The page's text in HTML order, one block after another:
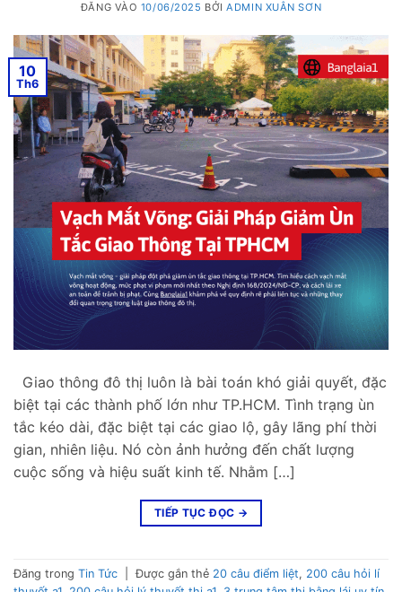
ĐĂNG VÀO 10/06/2025 BỞIADMIN XUÂN SƠN
10
Th6
Giao thông đô thị luôn là bài toán khó giải quyết, đặc
biệt tại các thành phố lớn như TP.HCM. Tình trạng ùn
tắc kéo dài, đặc biệt tại các giao lộ, gây lãng phí thời
gian, nhiên liệu. Nó còn ảnh hưởng đến chất lượng
cuộc sống và hiệu suất kinh tế. Nhằm […]
TIẾP TỤC ĐỌC →
Đăng trong Tin Tức Được gắn thẻ 20 câu điểm liệt, 200 câu hỏi lí